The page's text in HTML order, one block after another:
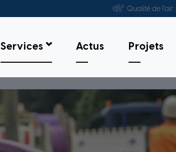
Qualité de l'air :
Services Actus Projets